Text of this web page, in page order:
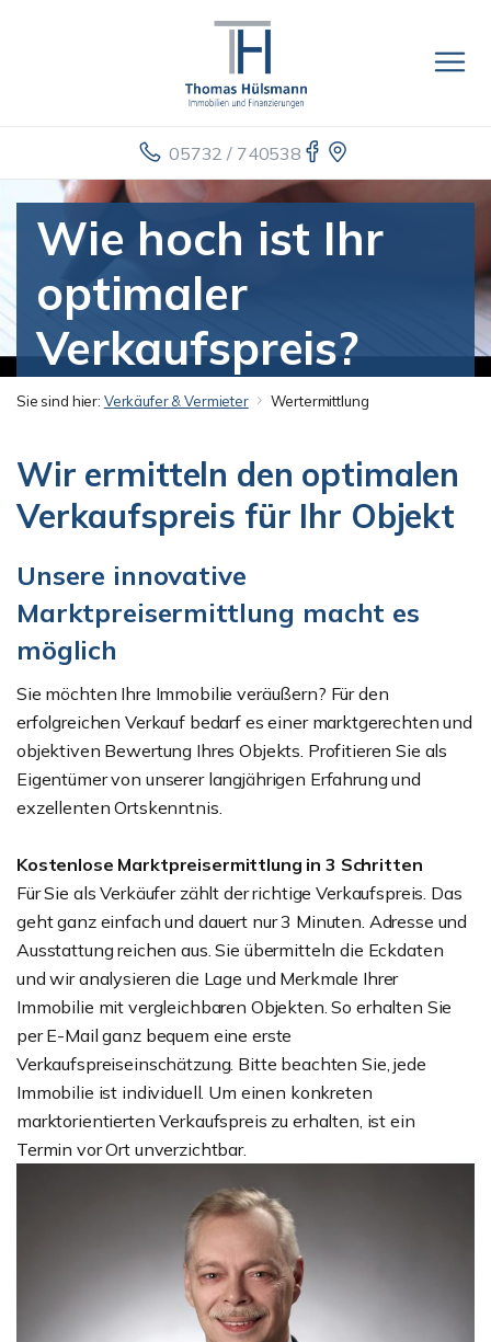
05732 / 740538
Wie hoch ist Ihr
optimaler
Verkaufspreis?
Sie sind hier: Verkäufer & Vermieter Wertermittlung
Wir ermitteln den optimalen
Verkaufspreis für Ihr Objekt
Unsere innovative
Marktpreisermittlung macht es
möglich
Sie möchten Ihre Immobilie veräußern? Für den
erfolgreichen Verkauf bedarf es einer marktgerechten und
objektiven Bewertung Ihres Objekts. Profitieren Sie als
Eigentümer von unserer langjährigen Erfahrung und
exzellenten Ortskenntnis.
Kostenlose Marktpreisermittlung in 3 Schritten
Für Sie als Verkäufer zählt der richtige Verkaufspreis. Das
geht ganz einfach und dauert nur 3 Minuten. Adresse und
Ausstattung reichen aus. Sie übermitteln die Eckdaten
und wir analysieren die Lage und Merkmale Ihrer
Immobilie mit vergleichbaren Objekten. So erhalten Sie
per E-Mail ganz bequem eine erste
Verkaufspreiseinschätzung. Bitte beachten Sie, jede
Immobilie ist individuell. Um einen konkreten
marktorientierten Verkaufspreis zu erhalten, ist ein
Termin vor Ort unverzichtbar.